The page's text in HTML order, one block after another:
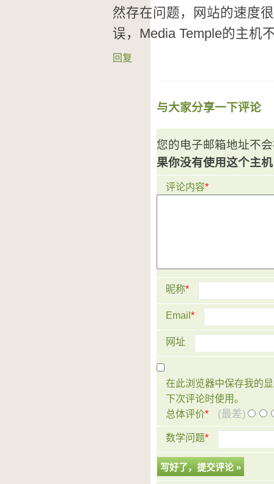
然存在问题，网站的速度
误，Media Temple的主机
回复
与大家分享一下评论
您的电子邮箱地址不
果你没有使用这个主
评论内容*
昵称*
Email *
网址
在此浏览器中保存我的
下次评论时使用。
总体评价* (最差)
数学问题*